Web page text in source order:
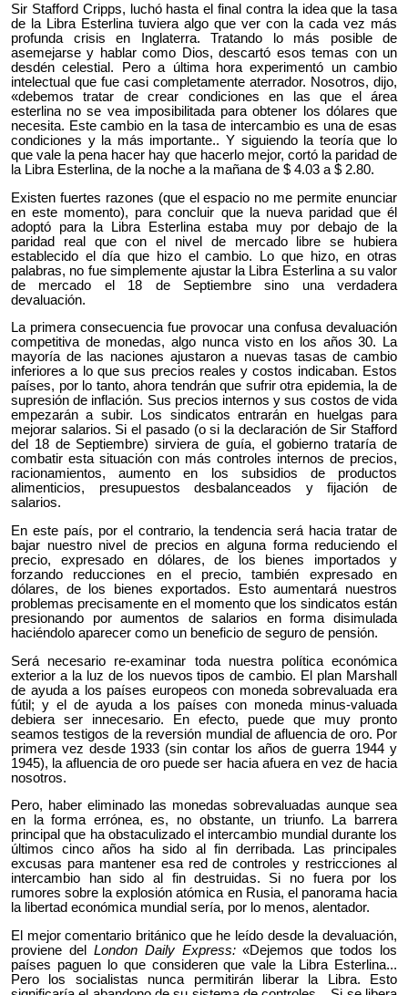
Sir Stafford Cripps, luchó hasta el final contra la idea que la tasa
de la Libra Esterlina tuviera algo que ver con la cada vez más
profunda crisis en Inglaterra. Tratando lo más posible de
asemejarse y hablar como Dios, descartó esos temas con un
desdén celestial. Pero a última hora experimentó un cambio
intelectual que fue casi completamente aterrador. Nosotros, dijo,
«debemos tratar de crear condiciones en las que el área
esterlina no se vea imposibilitada para obtener los dólares que
necesita. Este cambio en la tasa de intercambio es una de esas
condiciones y la más importante.. Y siguiendo la teoría que lo
que vale la pena hacer hay que hacerlo mejor, cortó la paridad de
la Libra Esterlina, de la noche a la mañana de $ 4.03 a $ 2.80.
Existen fuertes razones (que el espacio no me permite enunciar
en este momento), para concluir que la nueva paridad que él
adoptó para la Libra Esterlina estaba muy por debajo de la
paridad real que con el nivel de mercado libre se hubiera
establecido el día que hizo el cambio. Lo que hizo, en otras
palabras, no fue simplemente ajustar la Libra Esterlina a su valor
de mercado el 18 de Septiembre sino una verdadera
devaluación.
La primera consecuencia fue provocar una confusa devaluación
competitiva de monedas, algo nunca visto en los años 30. La
mayoría de las naciones ajustaron a nuevas tasas de cambio
inferiores a lo que sus precios reales y costos indicaban. Estos
países, por lo tanto, ahora tendrán que sufrir otra epidemia, la de
supresión de inflación. Sus precios internos y sus costos de vida
empezarán a subir. Los sindicatos entrarán en huelgas para
mejorar salarios. Si el pasado (o si la declaración de Sir Stafford
del 18 de Septiembre) sirviera de guía, el gobierno trataría de
combatir esta situación con más controles internos de precios,
racionamientos, aumento en los subsidios de productos
alimenticios, presupuestos desbalanceados y fijación de
salarios.
En este país, por el contrario, la tendencia será hacia tratar de
bajar nuestro nivel de precios en alguna forma reduciendo el
precio, expresado en dólares, de los bienes importados y
forzando reducciones en el precio, también expresado en
dólares, de los bienes exportados. Esto aumentará nuestros
problemas precisamente en el momento que los sindicatos están
presionando por aumentos de salarios en forma disimulada
haciéndolo aparecer como un beneficio de seguro de pensión.
Será necesario re-examinar toda nuestra política económica
exterior a la luz de los nuevos tipos de cambio. El plan Marshall
de ayuda a los países europeos con moneda sobrevaluada era
fútil; y el de ayuda a los países con moneda minus-valuada
debiera ser innecesario. En efecto, puede que muy pronto
seamos testigos de la reversión mundial de afluencia de oro. Por
primera vez desde 1933 (sin contar los años de guerra 1944 y
1945), la afluencia de oro puede ser hacia afuera en vez de hacia
nosotros.
Pero, haber eliminado las monedas sobrevaluadas aunque sea
en la forma errónea, es, no obstante, un triunfo. La barrera
principal que ha obstaculizado el intercambio mundial durante los
últimos cinco años ha sido al fin derribada. Las principales
excusas para mantener esa red de controles y restricciones al
intercambio han sido al fin destruidas. Si no fuera por los
rumores sobre la explosión atómica en Rusia, el panorama hacia
la libertad económica mundial sería, por lo menos, alentador.
El mejor comentario británico que he leído desde la devaluación,
proviene del London Daily Express:«Dejemos que todos los
países paguen lo que consideren que vale la Libra Esterlina...
Pero los socialistas nunca permitirán liberar la Libra. Esto